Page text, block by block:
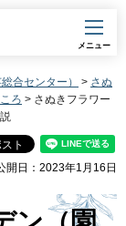
メニュー
合センター） > さぬ
ろ > さぬきフラワー
開日：2023年1月16日